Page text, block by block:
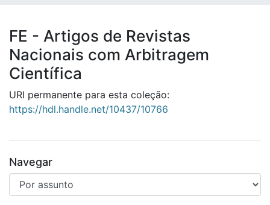
FE - Artigos de Revistas
Nacionais com Arbitragem
Científica
URI permanente para esta coleção:
https://hdl.handle.net/10437/10766
Navegar